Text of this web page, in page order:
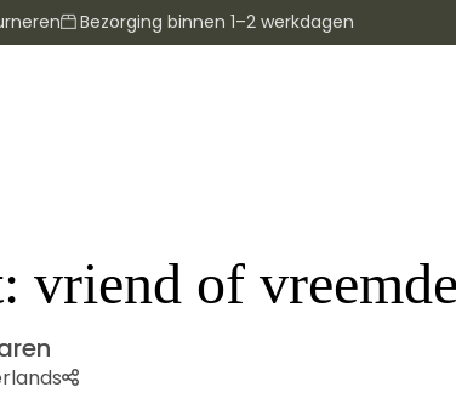
Bezorging binnen 1–2 werkdagen
vriend of